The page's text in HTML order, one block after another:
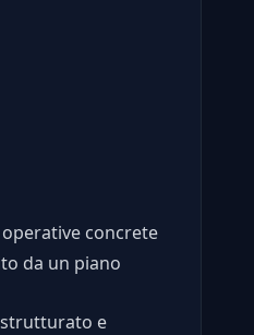
concrete
da un piano
e